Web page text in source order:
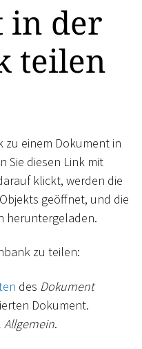
in der
teilen
zu einem Dokument in
Sie diesen Link mit
klickt, werden die
geöffnet, und die
heruntergeladen.
zu teilen:
des Dokument
Dokument.
Allgemein.